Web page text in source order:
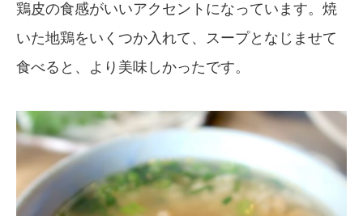
鶏皮の食感がいいアクセントになっています。焼
いた地鶏をいくつか入れて、スープとなじませて
食べると、より美味しかったです。